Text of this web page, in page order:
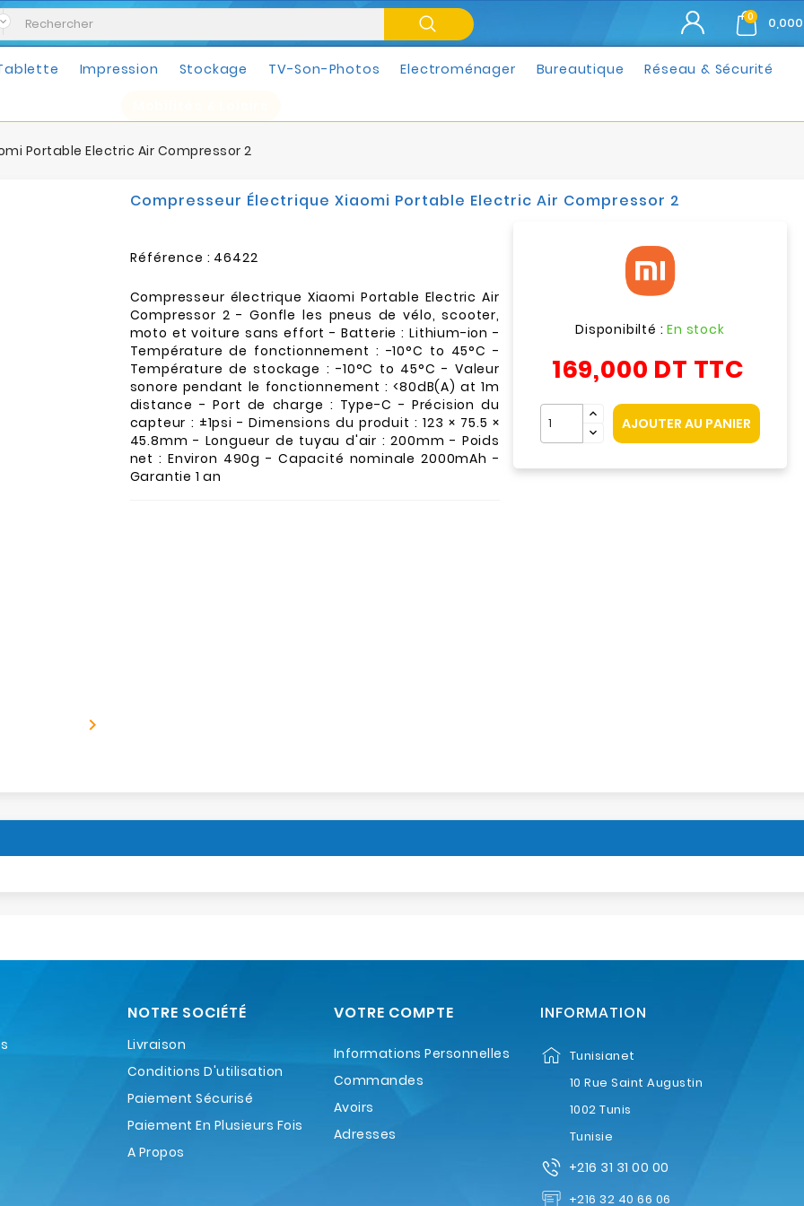
0
Impression Stockage TV-Son-Photos Electroménager Bureautique Réseau & Sécurité
Portable Electric Air Compressor 2

Compresseur Électrique Xiaomi Portable Electric Air Compressor 2
Référence : 46422
Compresseur électrique Xiaomi Portable Electric Air
Compressor 2 - Gonfle les pneus de vélo, scooter,
moto et voiture sans effort - Batterie : Lithium-ion -
Température de fonctionnement : -10°C to 45°C -
Température de stockage : -10°C to 45°C - Valeur
sonore pendant le fonctionnement : <80dB(A) at 1m
distance - Port de charge : Type-C - Précision du
capteur : ±1psi - Dimensions du produit : 123 × 75.5 ×
45.8mm - Longueur de tuyau d'air : 200mm - Poids
net : Environ 490g - Capacité nominale 2000mAh -
Garantie 1 an
Disponibilté :En stock
169,000 DT TTC
AJOUTER AU PANIER
NOTRE SOCIÉTÉ
Livraison
Conditions D'utilisation
Paiement Sécurisé
Paiement En Plusieurs Fois
A Propos
VOTRE COMPTE
Informations Personnelles
Commandes
Avoirs
Adresses
INFORMATION
Tunisianet
10 Rue Saint Augustin
1002 Tunis
Tunisie
+216 31 31 00 00
+216 32 40 66 06